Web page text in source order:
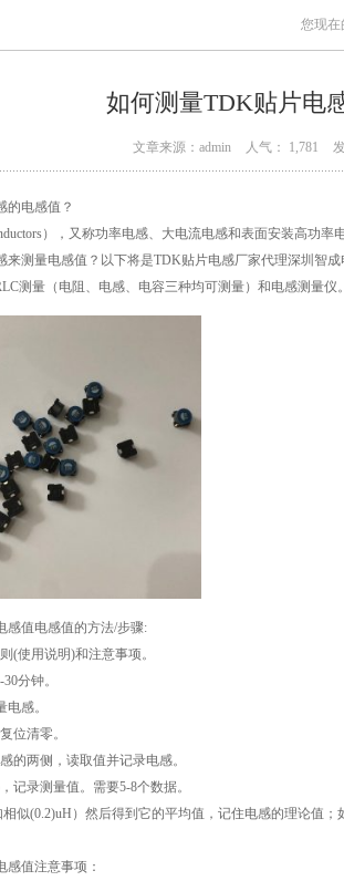
您现在
如何测量TDK贴片电
文章来源：admin 人气： 1,781
的电感值？
），又称功率电感、大电流电感和表面安装高功率
来测量电感值？以下将是TDK贴片电感厂家代理深圳智
测量（电阻、电感、电容三种均可测量）和电感测量仪。
感值电感值的方法/步骤:
(使用说明)和注意事项。
分钟。
感。
位清零。
的两侧，读取值并记录电感。
记录测量值。需要5-8个数据。
似(0.2)uH）然后得到它的平均值，记住电感的理论值
值注意事项：